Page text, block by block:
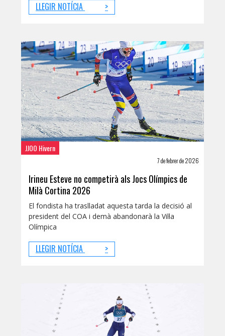
LLEGIR NOTÍCIA >
JJOO Hivern
7 de febrer de 2026
Irineu Esteve no competirà als Jocs Olímpics de
Milà Cortina 2026
El fondista ha traslladat aquesta tarda la decisió al
president del COA i demà abandonarà la Vil·la
Olímpica
LLEGIR NOTÍCIA >